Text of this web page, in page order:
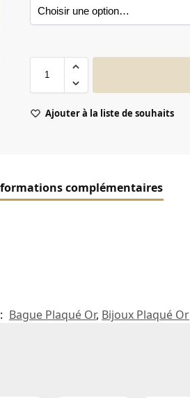
Ajouter à la liste de souhaits
complémentaires
Bague Plaqué Or, Bijoux Plaqué Or